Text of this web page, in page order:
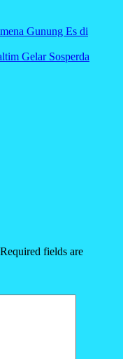
Gunung Es di
Gelar Sosperda
Required fields are